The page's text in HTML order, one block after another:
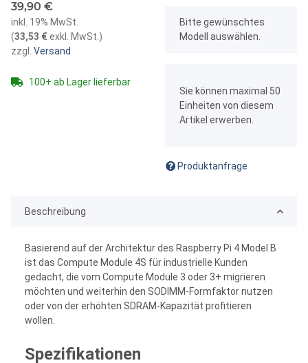
39,90 €
inkl. 19% MwSt.
(33,53 €exkl. MwSt. )
zzgl.
Versand
100+ ab Lager lieferbar
xBitte gewünschtes
Modell auswählen.
Sie können maximal 50
Einheiten von diesem
Artikel erwerben.
Produktanfrage
Beschreibung
Basierend auf der Architektur des Raspberry Pi 4 Model B
ist das Compute Module 4S für industrielle Kunden
gedacht, die vom Compute Module 3 oder 3+ migrieren
möchten und weiterhin den SODIMM-Formfaktor nutzen
oder von der erhöhten SDRAM-Kapazität profitieren
wollen.
Spezifikationen